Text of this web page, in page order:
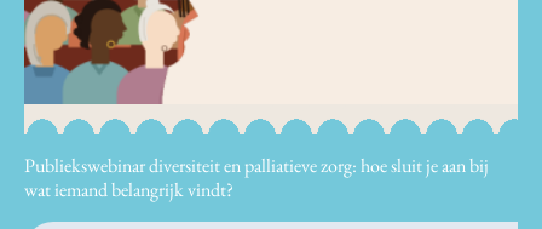
Publiekswebinar diversiteit en palliatieve zorg: hoe sluit je aan bij
wat iemand belangrijk vindt?